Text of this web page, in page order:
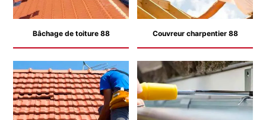
Bâchage de toiture 88 Couvreur charpentier 88